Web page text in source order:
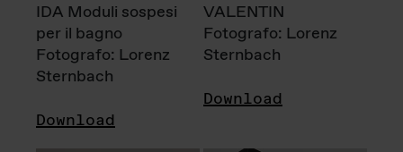
IDA Moduli sospesi
per il bagno
Fotografo: Lorenz
Sternbach
Download
VALENTIN
Fotografo: Lorenz
Sternbach
Download